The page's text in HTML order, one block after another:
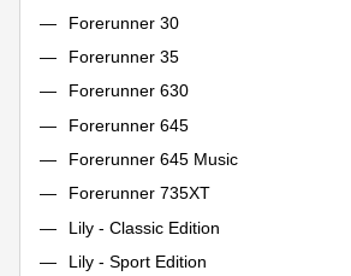
Forerunner 30
Forerunner 35
Forerunner 630
Forerunner 645
Forerunner 645 Music
Forerunner 735XT
Lily - Classic Edition
Lily - Sport Edition